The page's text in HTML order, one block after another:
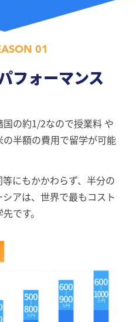
01
フォーマンス
の約1/2なので授業料 や
半額の費⽤で留学が可能
にもかかわらず、半分の
アは、世界で最もコスト
です。